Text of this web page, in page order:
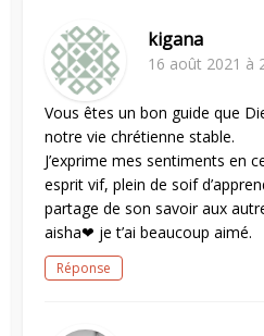
kigana
16 août 2021 à
Vous êtes un bon guide que
notre vie chrétienne stable.
J’exprime mes sentiments en
esprit vif, plein de soif
partage de son savoir aux
aisha❤ je t’ai beaucoup aimé.
Réponse